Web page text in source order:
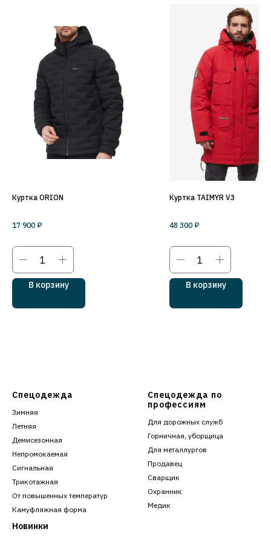
Куртка ORION
17 900 ₽
В корзину
Куртка TAIMYR V3
48 300 ₽
В корзину
Спецодежда
Зимняя
Летняя
Демисезонная
Непромокаемая
Сигнальная
Трикотажная
От повышенных температур
Камуфляжная форма
Новинки
Спецодежда по
профессиям
Для дорожных служб
Горничная, уборщица
Для металлургов
Продавец
Сварщик
Охранник
Медик